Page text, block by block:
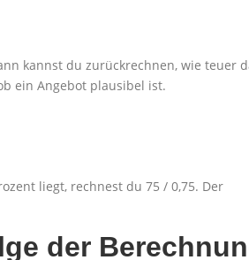
kannst du zurückrechnen, wie teuer
ein Angebot plausibel ist.
liegt, rechnest du 75 / 0,75. Der
der